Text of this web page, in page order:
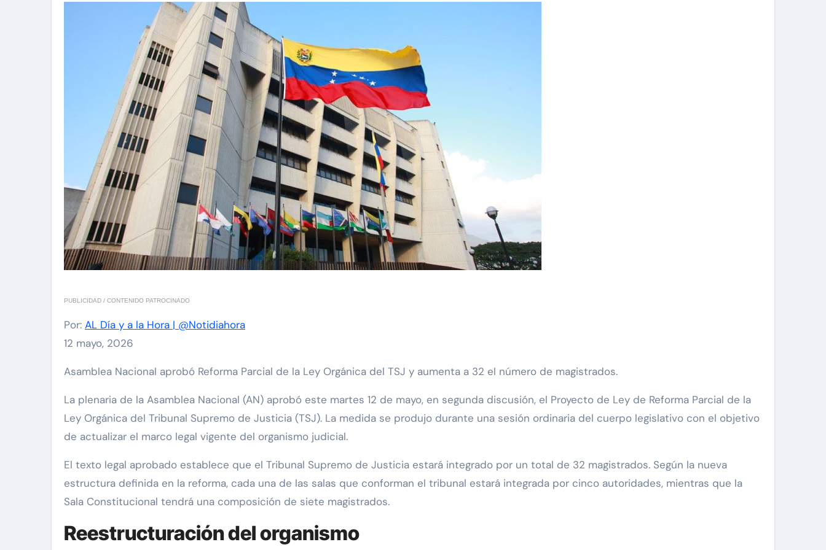
PUBLICIDAD / CONTENIDO PATROCINADO
Por: AL Día y a la Hora | @Notidiahora
12 mayo, 2026
Asamblea Nacional aprobó Reforma Parcial de la Ley Orgánica del TSJ y aumenta a 32 el número de magistrados.
La plenaria de la Asamblea Nacional (AN) aprobó este martes 12 de mayo, en segunda discusión, el Proyecto de Ley de Reforma Parcial de la
Ley Orgánica del Tribunal Supremo de Justicia (TSJ). La medida se produjo durante una sesión ordinaria del cuerpo legislativo con el objetivo
de actualizar el marco legal vigente del organismo judicial.
El texto legal aprobado establece que el Tribunal Supremo de Justicia estará integrado por un total de 32 magistrados. Según la nueva
estructura definida en la reforma, cada una de las salas que conforman el tribunal estará integrada por cinco autoridades, mientras que la
Sala Constitucional tendrá una composición de siete magistrados.
Reestructuración del organismo